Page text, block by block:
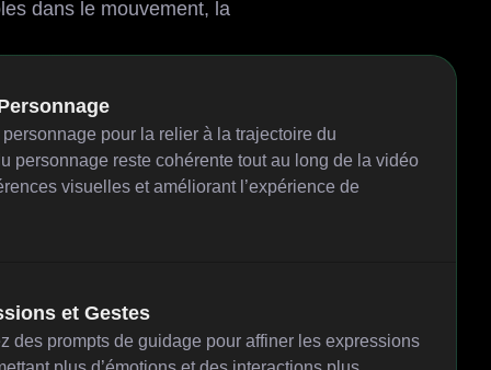
dans le mouvement, la
pour la relier à la trajectoire du
personnage reste cohérente tout au long de la vidéo
visuelles et améliorant l’expérience de
et Gestes
des prompts de guidage pour affiner les expressions